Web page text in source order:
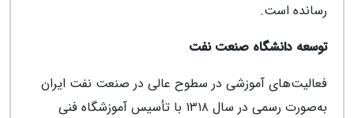
رسانده است.
توسعه دانشگاه صنعت نفت
فعالیت‌های آموزشی در سطوح عالی در صنعت نفت ایران
به‌صورت رسمی در سال ۱۳۱۸ با تأسیس آموزشگاه فنی